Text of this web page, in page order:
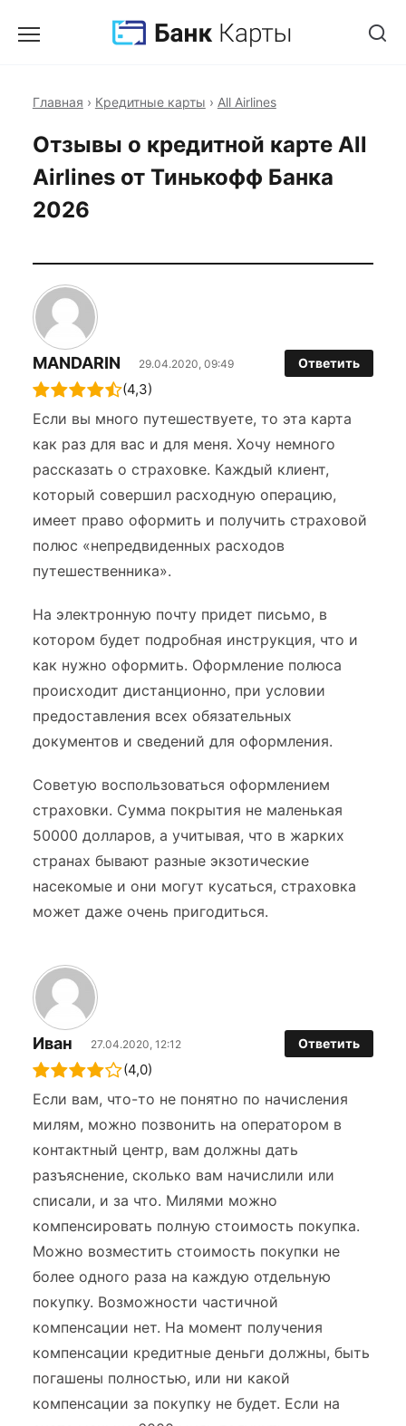
Главная › Кредитные карты › All Airlines
Отзывы о кредитной карте All
Airlines от Тинькофф Банка
2026
MANDARIN 29.04.2020, 09:49 Ответить
(4,3)
Если вы много путешествуете, то эта карта
как раз для вас и для меня. Хочу немного
рассказать о страховке. Каждый клиент,
который совершил расходную операцию,
имеет право оформить и получить страховой
полюс «непредвиденных расходов
путешественника».
На электронную почту придет письмо, в
котором будет подробная инструкция, что и
как нужно оформить. Оформление полюса
происходит дистанционно, при условии
предоставления всех обязательных
документов и сведений для оформления.
Советую воспользоваться оформлением
страховки. Сумма покрытия не маленькая
50000 долларов, а учитывая, что в жарких
странах бывают разные экзотические
насекомые и они могут кусаться, страховка
может даже очень пригодиться.
Иван 27.04.2020, 12:12 Ответить
(4,0)
Если вам, что-то не понятно по начисления
милям, можно позвонить на оператором в
контактный центр, вам должны дать
разъяснение, сколько вам начислили или
списали, и за что. Милями можно
компенсировать полную стоимость покупка.
Можно возместить стоимость покупки не
более одного раза на каждую отдельную
покупку. Возможности частичной
компенсации нет. На момент получения
компенсации кредитные деньги должны, быть
погашены полностью, или ни какой
компенсации за покупку не будет. Если на